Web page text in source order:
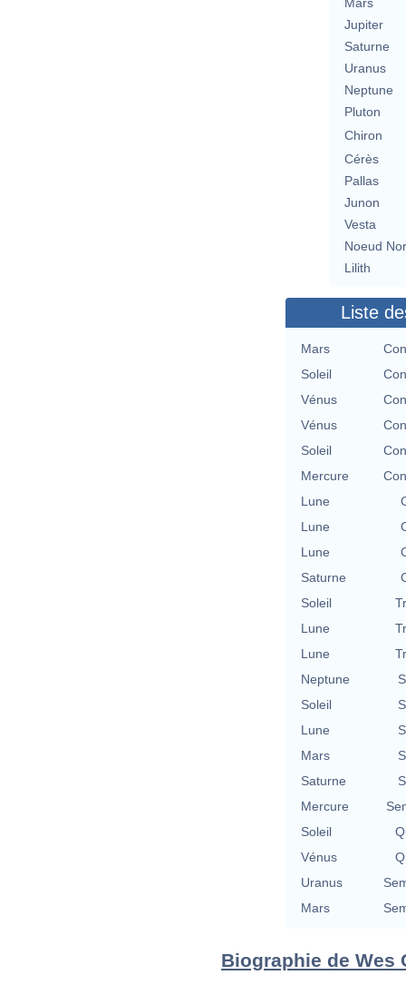
Mars
Jupiter
Saturne
Uranus
Neptune
Pluton
Chiron
Cérès
Pallas
Junon
Vesta
Noeud
Lilith
Liste
Mars
Soleil
Vénus
Vénus
Soleil
Mercure
Lune
Lune
Lune
Saturne
Soleil
Lune
Lune
Neptune
Soleil
Lune
Mars
Saturne
Mercure
Soleil
Vénus
Uranus
Mars
Biographie de Wes